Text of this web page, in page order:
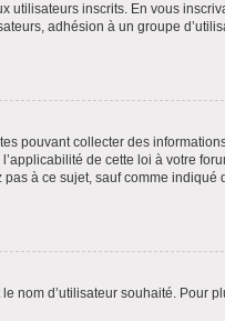
utilisateurs inscrits. En vous
adhésion à un groupe
pouvant collecter des
de cette loi à votre
à ce sujet, sauf comme
nom d’utilisateur souhaité. Pour